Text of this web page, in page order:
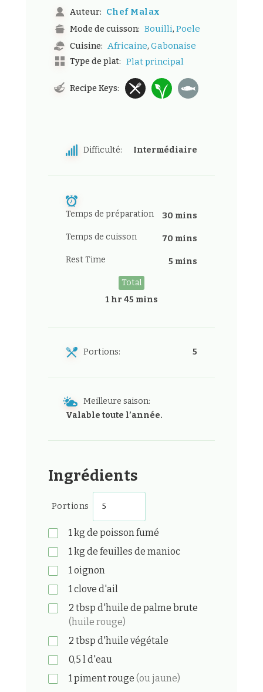
Auteur: Chef Malax
Mode de cuisson: Bouilli, Poele
Cuisine: Africaine, Gabonaise
Type de plat: Plat principal
Recipe Keys:
Difficulté: Intermédiaire
Temps de préparation 30 mins
Temps de cuisson 70 mins
Rest Time 5 mins
Total
1 hr 45 mins
Portions: 5
Meilleure saison:
Valable toute l’année.
Ingrédients
Portions
1kg de poisson fumé
1kg de feuilles de manioc
1oignon
1clove d'ail
2 tbsp d'huile de palme brute
(huile rouge)
2 tbsp d'huile végétale
0,5 ld'eau
1piment rouge (ou jaune)